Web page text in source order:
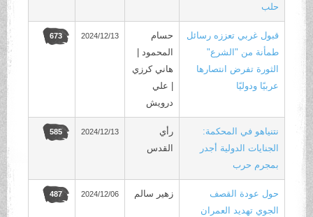
حلب
قبول غربي تعززه رسائل
طمأنة من "الشرع"
الثورة تفرض انتصارها
عربيًا ودوليًا
حسام
المحمود |
هاني كرزي
| علي
درويش
2024/12/13
673
نتنياهو في المحكمة:
الجنايات الدولية أجدر
بمجرم حرب
القدس
2024/12/13
585
حول عودة القصف
الجوي تهديد العمران
زهير سالم 2024/12/06
487